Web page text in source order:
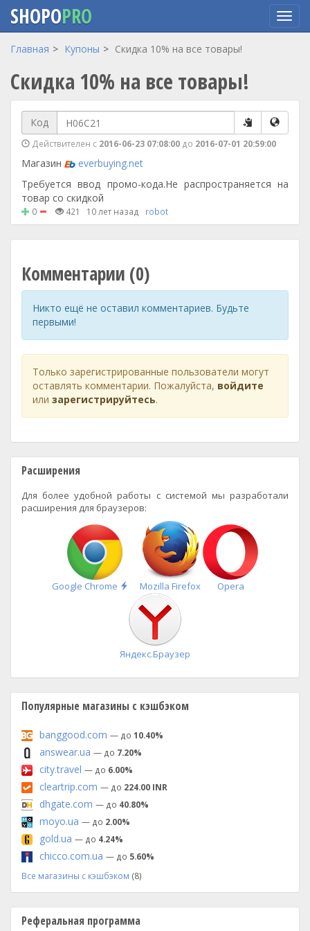
Перейти
основному
содержанию
SHOPOPRO
Главная Купоны Скидка 10% на все товары!
Скидка 10% на все товары!
Код
Действителен с 2016-06-23 07:08:00 до 2016-07-01 20:59:00
Магазин
everbuying.net
Требуется ввод промо-кода.Не распространяется на
товар со скидкой
0 421 10 лет назад robot
Комментарии (0)
Никто ещё не оставил комментариев. Будьте
первыми!
Только зарегистрированные пользователи могут
оставлять комментарии. Пожалуйста, войдите
или зарегистрируйтесь.
Расширения
Для более удобной работы с системой мы разработали
расширения для браузеров:
Google Chrome
Быстрая
установка
Mozilla Firefox Opera
Яндекс.Браузер
Популярные магазины с кэшбэком
banggood.com — до 10.40%
answear.ua — до 7.20%
city.travel — до 6.00%
cleartrip.com — до 224.00 INR
dhgate.com — до 40.80%
moyo.ua — до 2.00%
gold.ua — до 4.24%
chicco.com.ua — до 5.60%
Все магазины с кэшбэком (8)
Реферальная программа